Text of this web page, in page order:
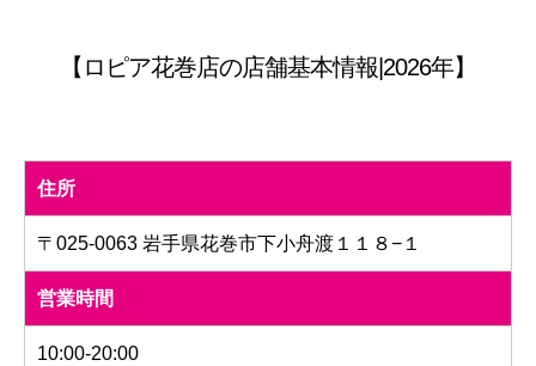
【ロピア花巻店の店舗基本情報|2026年】
住所
〒025-0063 岩手県花巻市下小舟渡１１８−１
営業時間
10:00-20:00